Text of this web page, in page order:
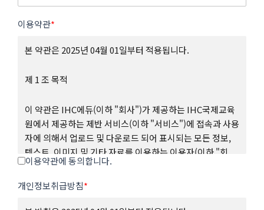
이용약관*
본 약관은 2025년 04월 01일부터 적용됩니다.
제 1 조 목적
이 약관은 IHC에듀(이하 "회사")가 제공하는 IHC국제교육
원에서 제공하는 제반 서비스(이하 "서비스")에 접속과 사용
자에 의해서 업로드 및 다운로드 되어 표시되는 모든 정보,
텍스트, 이미지 및 기타 자료를 이용하는 이용자(이하 "회
원")와 서비스 이용에 관한 권리 및 의무와 책임사항, 기타
필요한 사항을 규정하는 것을 목적으로 합니다.
이용약관에 동의합니다.
개인정보취급방침*